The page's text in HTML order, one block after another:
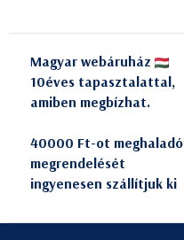
Magyar webáruház
10éves tapasztalattal,
amiben megbízhat.
40000 Ft-ot meghaladó
megrendelését
ingyenesen szállítjuk ki